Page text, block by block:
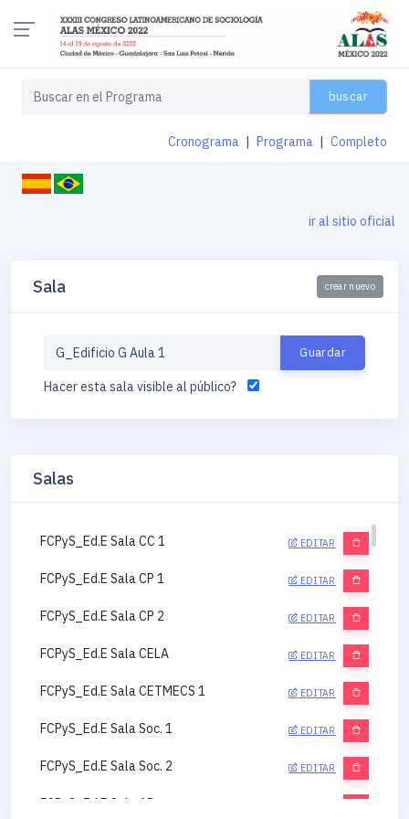
buscar
Cronograma Programa Completo
ir al sitio oficial
Sala crear nuevo
Hacer esta sala visible al público?
Salas
FCPyS_Ed.E Sala CC 1 EDITAR
FCPyS_Ed.E Sala CP 1 EDITAR
FCPyS_Ed.E Sala CP 2 EDITAR
FCPyS_Ed.E Sala CELA EDITAR
FCPyS_Ed.E Sala CETMECS 1 EDITAR
FCPyS_Ed.E Sala Soc. 1 EDITAR
FCPyS_Ed.E Sala Soc. 2 EDITAR
FCPyS_Ed.E Sala AP